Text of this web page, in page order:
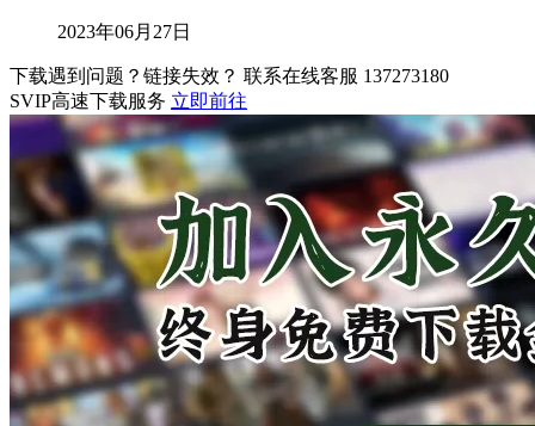
2023年06月27日
下载遇到问题？链接失效？ 联系在线客服 137273180
SVIP高速下载服务 立即前往